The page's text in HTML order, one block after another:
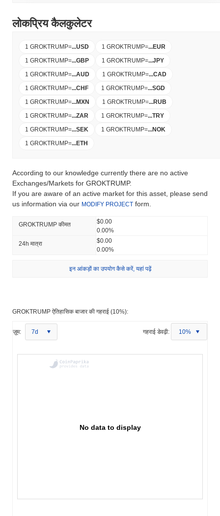
लोकप्रिय कैलकुलेटर
1 GROKTRUMP=...USD 1 GROKTRUMP=...EUR
1 GROKTRUMP=...GBP 1 GROKTRUMP=...JPY
1 GROKTRUMP=...AUD 1 GROKTRUMP=...CAD
1 GROKTRUMP=...CHF 1 GROKTRUMP=...SGD
1 GROKTRUMP=...MXN 1 GROKTRUMP=...RUB
1 GROKTRUMP=...ZAR 1 GROKTRUMP=...TRY
1 GROKTRUMP=...SEK 1 GROKTRUMP=...NOK
1 GROKTRUMP=...ETH
According to our knowledge currently there are no active
Exchanges/Markets for GROKTRUMP.
If you are aware of an active market for this asset, please send
us information via our MODIFY PROJECT form.
GROKTRUMP कीमत
$0.00
0.00%
24h मात्रा
$0.00
0.00%
इन आंकड़ों का उपयोग कैसे करें, यहां पढ़ें
GROKTRUMP ऐतिहासिक बाजार की गहराई (10%):
ज़ूम: 7d गहराई डेवढ़ी: 10%
No data to display